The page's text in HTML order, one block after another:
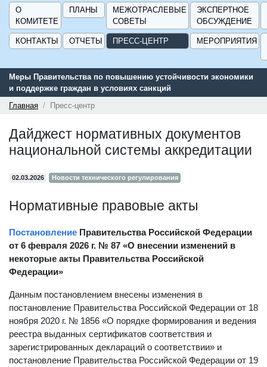
О
КОМИТЕТЕ
ПЛАНЫ
МЕЖОТРАСЛЕВЫЕ
СОВЕТЫ
ЭКСПЕРТНОЕ
ОБСУЖДЕНИЕ
КОНТАКТЫ ОТЧЕТЫ ПРЕСС-ЦЕНТР МЕРОПРИЯТИЯ
Сервис поиска и подбора субсидий и мер государственной
поддержки для предприятий - «Навигатор мер поддержки
ГИСП».
Главная Пресс-центр
Дайджест нормативных документов
национальной системы аккредитации
02.03.2026 Новости технического регулирования
Нормативные правовые акты
Постановление Правительства Российской Федерации
от 6 февраля 2026 г. № 87 «О внесении изменений в
некоторые акты Правительства Российской
Федерации»
Данным постановлением внесены изменения в
постановление Правительства Российской Федерации от 18
ноября 2020 г. № 1856 «О порядке формирования и ведения
реестра выданных сертификатов соответствия и
зарегистрированных деклараций о соответствии» и
постановление Правительства Российской Федерации от 19